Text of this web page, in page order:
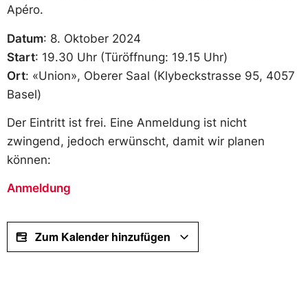
Apéro.
Datum: 8. Oktober 2024
Start: 19.30 Uhr (Türöffnung: 19.15 Uhr)
Ort: «Union», Oberer Saal (Klybeckstrasse 95, 4057
Basel)
Der Eintritt ist frei. Eine Anmeldung ist nicht
zwingend, jedoch erwünscht, damit wir planen
können:
Anmeldung
Zum Kalender hinzufügen